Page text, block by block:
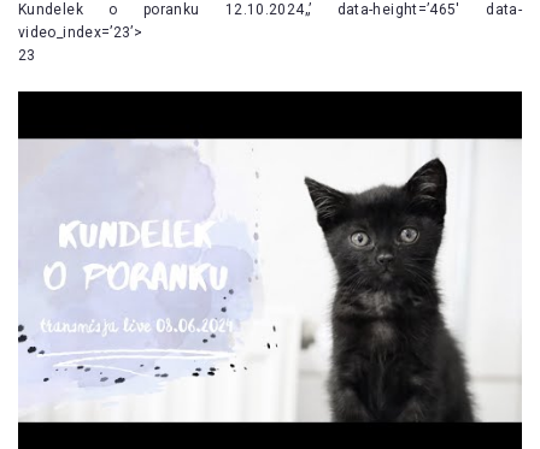
Kundelek o poranku 12.10.2024„’ data-height=’465′ data-
video_index=’23’>
23